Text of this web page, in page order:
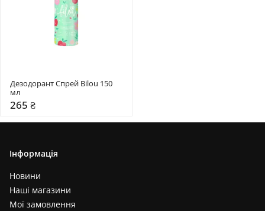
Дезодорант Спрей Bilou 150
265 ₴
Інформація
Новини
Наші магазини
Мої замовлення